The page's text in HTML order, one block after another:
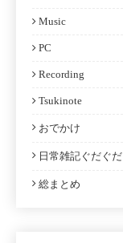
Music
PC
Recording
Tsukinote
おでかけ
日常雑記ぐだぐだ
総まとめ